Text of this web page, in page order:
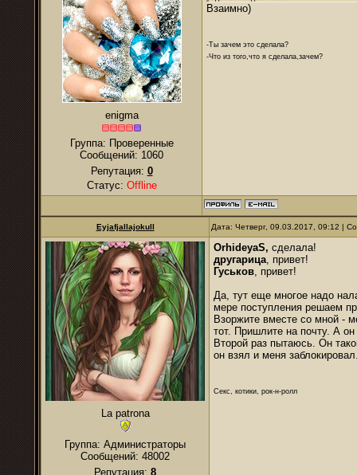
enigma
Группа: Проверенные
Сообщений: 1060
Репутация: 0
Статус: Offline
Взаимно)
-Ты зачем это сделала?
-Что из того,что я сделала,зачем?
Eyjafjallajokull Дата: Четверг, 09.03.2017, 09:12 |
La patrona
Группа: Администраторы
Сообщений: 48002
Репутация: 8
OrhideyaS, сделала!
другарица, привет!
Гуськов, привет!
Да, тут еще многое надо
мере поступления решаем
Взоржите вместе со мной -
тот. Пришлите на почту. А
Второй раз пытаюсь. Он
он взял и меня
Секс, котики, рок-н-ролл